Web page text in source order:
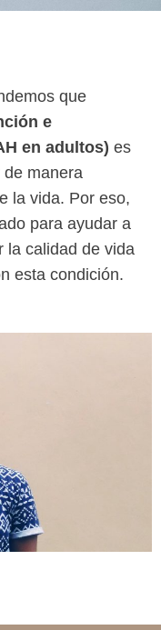
que
e
en adultos) es
de manera
la vida. Por eso,
para ayudar a
la calidad de vida
esta condición.